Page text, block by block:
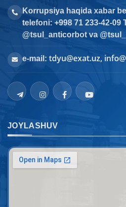
Korrupsiya haqida xabar
telefoni: +998 71 233-42-09
@tsul_anticorbot va
e-mail: tdyu@exat.uz,
JOYLASHUV